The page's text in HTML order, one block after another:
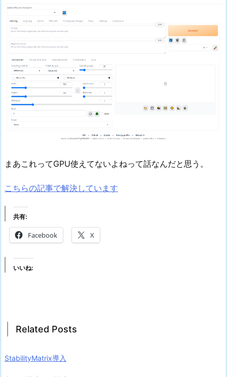
まあこれってGPU使えてないよねって話なんだと思う。
こちらの記事で解決しています
共有:
Facebook X
いいね:
Related Posts
StabilityMatrix導入